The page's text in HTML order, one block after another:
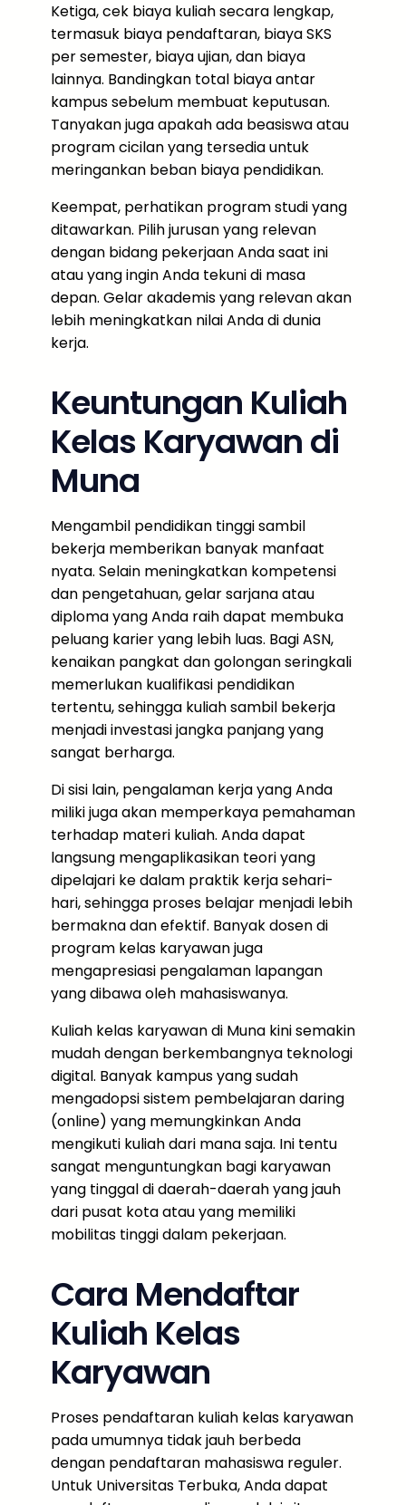
Ketiga, cek biaya kuliah secara lengkap,
termasuk biaya pendaftaran, biaya SKS
per semester, biaya ujian, dan biaya
lainnya. Bandingkan total biaya antar
kampus sebelum membuat keputusan.
Tanyakan juga apakah ada beasiswa atau
program cicilan yang tersedia untuk
meringankan beban biaya pendidikan.
Keempat, perhatikan program studi yang
ditawarkan. Pilih jurusan yang relevan
dengan bidang pekerjaan Anda saat ini
atau yang ingin Anda tekuni di masa
depan. Gelar akademis yang relevan akan
lebih meningkatkan nilai Anda di dunia
kerja.
Keuntungan Kuliah
Kelas Karyawan di
Muna
Mengambil pendidikan tinggi sambil
bekerja memberikan banyak manfaat
nyata. Selain meningkatkan kompetensi
dan pengetahuan, gelar sarjana atau
diploma yang Anda raih dapat membuka
peluang karier yang lebih luas. Bagi ASN,
kenaikan pangkat dan golongan seringkali
memerlukan kualifikasi pendidikan
tertentu, sehingga kuliah sambil bekerja
menjadi investasi jangka panjang yang
sangat berharga.
Di sisi lain, pengalaman kerja yang Anda
miliki juga akan memperkaya pemahaman
terhadap materi kuliah. Anda dapat
langsung mengaplikasikan teori yang
dipelajari ke dalam praktik kerja sehari-
hari, sehingga proses belajar menjadi lebih
bermakna dan efektif. Banyak dosen di
program kelas karyawan juga
mengapresiasi pengalaman lapangan
yang dibawa oleh mahasiswanya.
Kuliah kelas karyawan di Muna kini semakin
mudah dengan berkembangnya teknologi
digital. Banyak kampus yang sudah
mengadopsi sistem pembelajaran daring
(online) yang memungkinkan Anda
mengikuti kuliah dari mana saja. Ini tentu
sangat menguntungkan bagi karyawan
yang tinggal di daerah-daerah yang jauh
dari pusat kota atau yang memiliki
mobilitas tinggi dalam pekerjaan.
Cara Mendaftar
Kuliah Kelas
Karyawan
Proses pendaftaran kuliah kelas karyawan
pada umumnya tidak jauh berbeda
dengan pendaftaran mahasiswa reguler.
Untuk Universitas Terbuka, Anda dapat